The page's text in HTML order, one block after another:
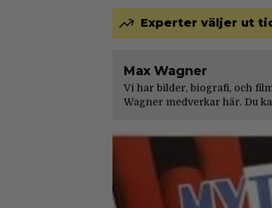
Experter väljer ut
Max Wagner
Vi har bilder, biografi, och
Wagner medverkar här. Du